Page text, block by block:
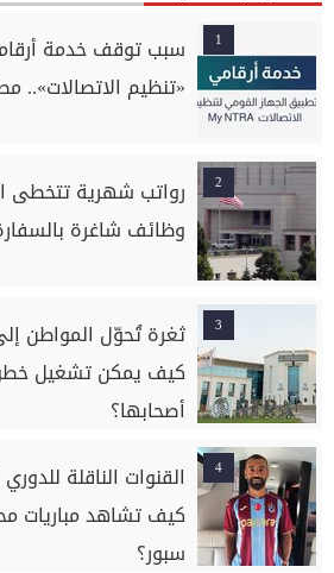
1
سبب توقف خدمة
«تنظيم الاتصالات»..
2
وظائف شاغرة
3
ثغرة تُحوّل المواطن
كيف يمكن تشغيل
أصحابها؟
4
كيف تشاهد مباريات
سبور؟